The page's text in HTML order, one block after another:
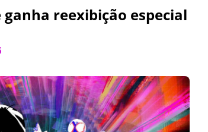
ganha reexibição especial